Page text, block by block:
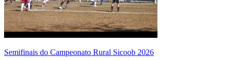
Semifinais do Campeonato Rural Sicoob 2026